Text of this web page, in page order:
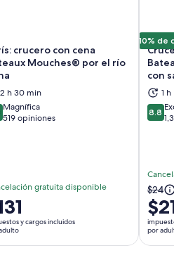
pestaña
crucero con cena
Mouches® por el río
2 h 30 min
de 10
Magnífica
519 opiniones
gratuita disponible
y cargos incluidos
Se abrirá en una
10% de
con
1 h
8.88.8
El
era
$24
$24
por